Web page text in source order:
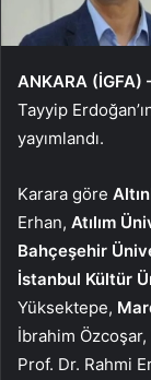
ANKARA (İGFA)
Tayyip
yayımlandı.
Karara göre
Erhan, Atılım
Bahçeşehir
İstanbul Kültür
Yüksektepe,
İbrahim Özcoşar,
Prof. Dr. Rahmi